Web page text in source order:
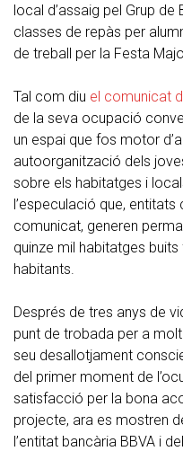
local d’assaig pel Grup
classes de repàs per
de treball per la Festa
Tal com diu el comunicat
de la seva ocupació
un espai que fos motor
autoorganització dels
sobre els habitatges i
l’especulació que,
comunicat, generen
quinze mil habitatges buits
habitants.
Després de tres anys de
punt de trobada per a
seu desallotjament
del primer moment de
satisfacció per la bona
projecte, ara es mostren
l’entitat bancària BBVA i